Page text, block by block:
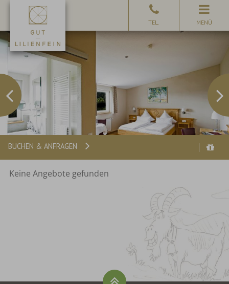
MENÜ
BUCHEN & ANFRAGEN
Keine Angebote gefunden